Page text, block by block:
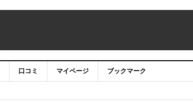
口コミ マイページ ブックマーク